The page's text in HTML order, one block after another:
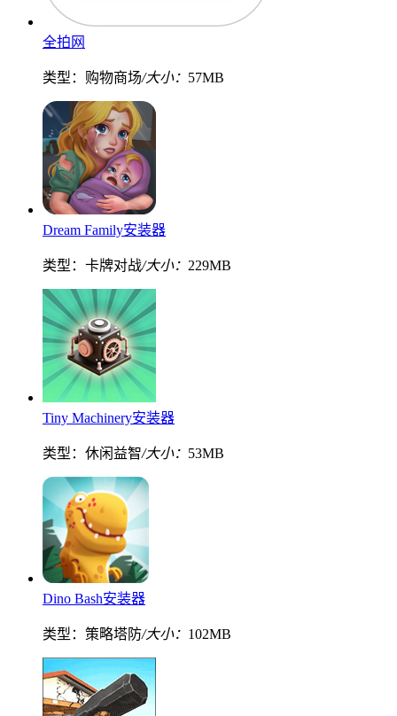
全拍网
类型：购物商场/大小： 57MB
Dream Family安装器
类型：卡牌对战/大小： 229MB
Tiny Machinery安装器
类型：休闲益智/大小： 53MB
Dino Bash安装器
类型：策略塔防/大小： 102MB